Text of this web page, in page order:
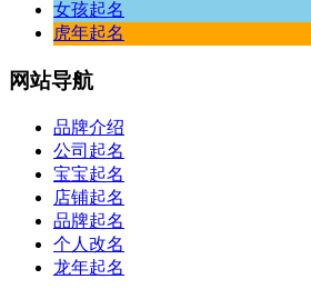
女孩起名
虎年起名
网站导航
品牌介绍
公司起名
宝宝起名
店铺起名
品牌起名
个人改名
龙年起名